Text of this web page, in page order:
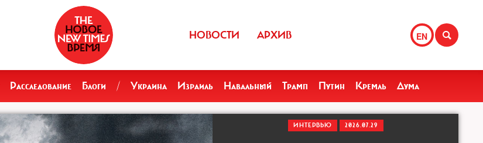
EN
НОВОСТИ АРХИВ
Расследование Блоги / Украина Израиль Навальный Трамп Путин Кремль Дума
ИНТЕРВЬЮ 2026.07.29